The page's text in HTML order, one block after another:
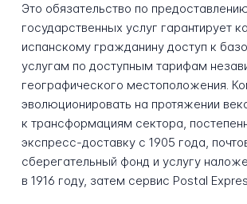
Это обязательство по
государственных услуг гарантирует
испанскому гражданину доступ к
услугам по доступным тарифам
географического местоположения.
эволюционировать на протяжении
к трансформациям сектора,
экспресс-доставку с 1905 года,
сберегательный фонд и услугу
в 1916 году, затем сервис Postal